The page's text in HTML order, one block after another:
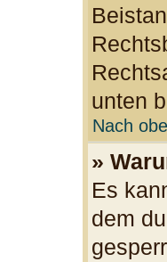
unten
Nach
»
Es
dem